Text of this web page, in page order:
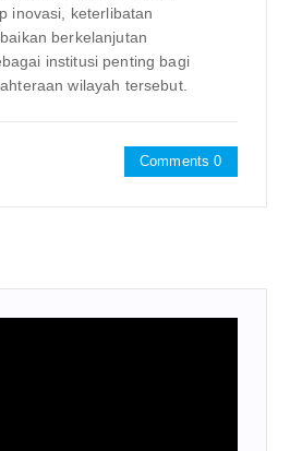
inovasi, keterlibatan
berkelanjutan
institusi penting bagi
wilayah tersebut.
Comments 0